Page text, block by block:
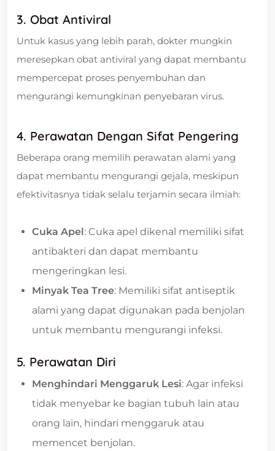
3. Obat Antiviral
Untuk kasus yang lebih parah, dokter mungkin
meresepkan obat antiviral yang dapat membantu
mempercepat proses penyembuhan dan
mengurangi kemungkinan penyebaran virus.
4. Perawatan Dengan Sifat Pengering
Beberapa orang memilih perawatan alami yang
dapat membantu mengurangi gejala, meskipun
efektivitasnya tidak selalu terjamin secara ilmiah:
Cuka Apel : Cuka apel dikenal memiliki sifat
antibakteri dan dapat membantu
mengeringkan lesi.
Minyak Tea Tree: Memiliki sifat antiseptik
alami yang dapat digunakan pada benjolan
untuk membantu mengurangi infeksi.
5. Perawatan Diri
Menghindari Menggaruk Lesi: Agar infeksi
tidak menyebar ke bagian tubuh lain atau
orang lain, hindari menggaruk atau
memencet benjolan.